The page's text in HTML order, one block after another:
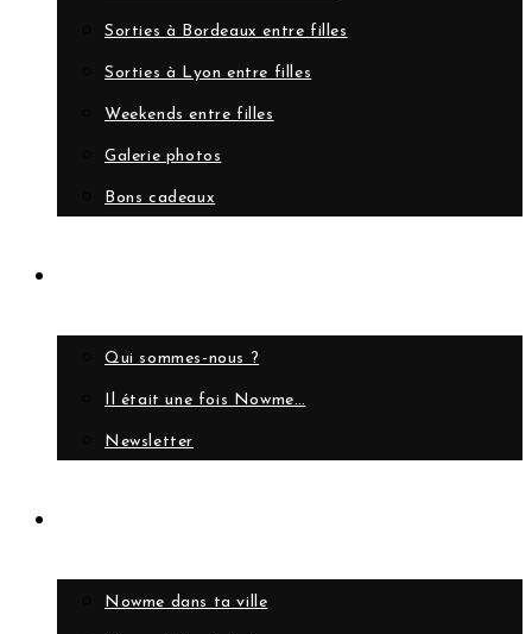
Sorties à Bordeaux entre filles
Sorties à Lyon entre filles
Weekends entre filles
Galerie photos
Bons cadeaux
Qui sommes-nous ?
Il était une fois Nowme…
Newsletter
Nowme dans ta ville